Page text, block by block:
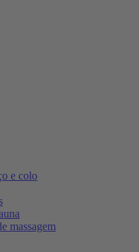
e colo
massagem